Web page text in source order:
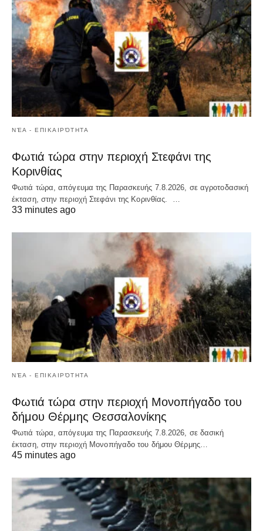
ΝΈΑ - ΕΠΙΚΑΙΡΌΤΗΤΑ
Φωτιά τώρα στην περιοχή Στεφάνι της
Κορινθίας
Φωτιά τώρα, απόγευμα της Παρασκευής 7.8.2026, σε αγροτοδασική
έκταση, στην περιοχή Στεφάνι της Κορινθίας. …
33 minutes ago
ΝΈΑ - ΕΠΙΚΑΙΡΌΤΗΤΑ
Φωτιά τώρα στην περιοχή Μονοπήγαδο του
δήμου Θέρμης Θεσσαλονίκης
Φωτιά τώρα, απόγευμα της Παρασκευής 7.8.2026, σε δασική
έκταση, στην περιοχή Μονοπήγαδο του δήμου Θέρμης…
45 minutes ago